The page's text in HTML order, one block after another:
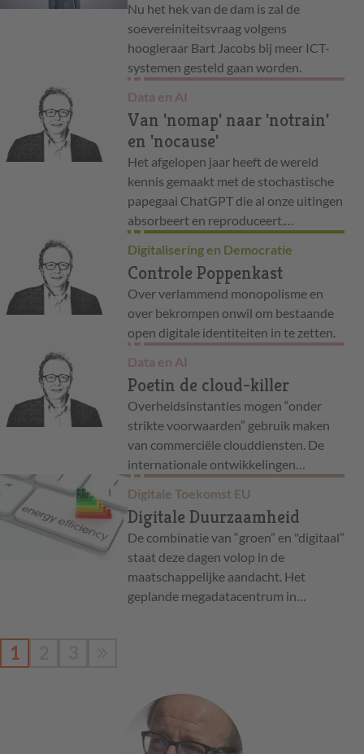
Nu het hek van de dam is zal de
soevereiniteitsvraag volgens
hoogleraar Bart Jacobs bij meer ICT-
systemen gesteld gaan worden.
Data en AI
Van 'nomap' naar 'notrain'
en 'nocause'
Het afgelopen jaar heeft de wereld
kennis gemaakt met de stochastische
papegaai ChatGPT die al onze uitingen
absorbeert en reproduceert.…
Digitalisering en Democratie
Controle Poppenkast
Over verlammend monopolisme en
over bekrompen onwil om bestaande
open digitale identiteiten in te zetten.
Data en AI
Poetin de cloud-killer
Overheidsinstanties mogen “onder
strikte voorwaarden” gebruik maken
van commerciële clouddiensten. De
internationale ontwikkelingen…
Digitale Toekomst EU
Digitale Duurzaamheid
De combinatie van “groen” en "digitaal”
staat deze dagen volop in de
maatschappelijke aandacht. Het
geplande megadatacentrum in…
1